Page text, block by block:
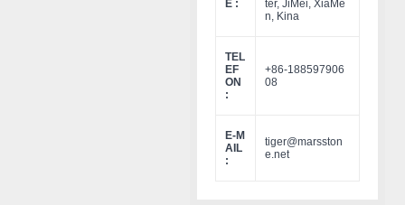
E :
ter, JiMei, XiaMe
n, Kina
TEL
EF
ON
:
+86-188597906
08
E-M
AIL
:
tiger@marsston
e.net